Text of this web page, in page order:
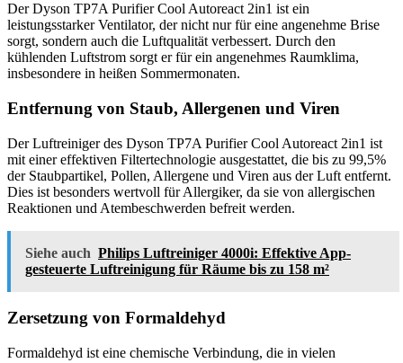
Der Dyson TP7A Purifier Cool Autoreact 2in1 ist ein
leistungsstarker Ventilator, der nicht nur für eine angenehme Brise
sorgt, sondern auch die Luftqualität verbessert. Durch den
kühlenden Luftstrom sorgt er für ein angenehmes Raumklima,
insbesondere in heißen Sommermonaten.
Entfernung von Staub, Allergenen und Viren
Der Luftreiniger des Dyson TP7A Purifier Cool Autoreact 2in1 ist
mit einer effektiven Filtertechnologie ausgestattet, die bis zu 99,5%
der Staubpartikel, Pollen, Allergene und Viren aus der Luft entfernt.
Dies ist besonders wertvoll für Allergiker, da sie von allergischen
Reaktionen und Atembeschwerden befreit werden.
Siehe auch Philips Luftreiniger 4000i: Effektive App-
gesteuerte Luftreinigung für Räume bis zu 158 m²
Zersetzung von Formaldehyd
Formaldehyd ist eine chemische Verbindung, die in vielen